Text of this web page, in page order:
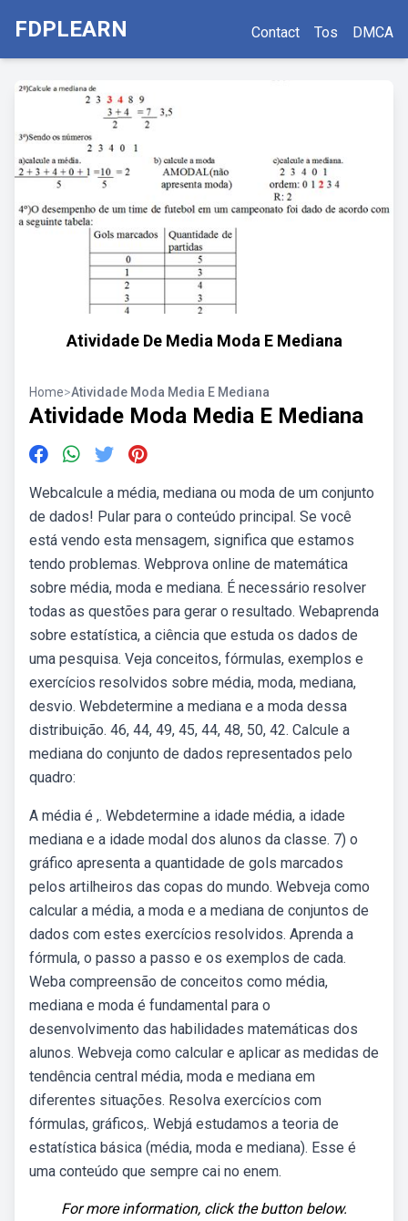
FDPLEARN Contact Tos DMCA
Atividade De Media Moda E Mediana
Home>Atividade Moda Media E Mediana
Atividade Moda Media E Mediana
Webcalcule a média, mediana ou moda de um conjunto
de dados! Pular para o conteúdo principal. Se você
está vendo esta mensagem, significa que estamos
tendo problemas. Webprova online de matemática
sobre média, moda e mediana. É necessário resolver
todas as questões para gerar o resultado. Webaprenda
sobre estatística, a ciência que estuda os dados de
uma pesquisa. Veja conceitos, fórmulas, exemplos e
exercícios resolvidos sobre média, moda, mediana,
desvio. Webdetermine a mediana e a moda dessa
distribuição. 46, 44, 49, 45, 44, 48, 50, 42. Calcule a
mediana do conjunto de dados representados pelo
quadro:
A média é ,. Webdetermine a idade média, a idade
mediana e a idade modal dos alunos da classe. 7) o
gráfico apresenta a quantidade de gols marcados
pelos artilheiros das copas do mundo. Webveja como
calcular a média, a moda e a mediana de conjuntos de
dados com estes exercícios resolvidos. Aprenda a
fórmula, o passo a passo e os exemplos de cada.
Weba compreensão de conceitos como média,
mediana e moda é fundamental para o
desenvolvimento das habilidades matemáticas dos
alunos. Webveja como calcular e aplicar as medidas de
tendência central média, moda e mediana em
diferentes situações. Resolva exercícios com
fórmulas, gráficos,. Webjá estudamos a teoria de
estatística básica (média, moda e mediana). Esse é
uma conteúdo que sempre cai no enem.
For more information, click the button below.